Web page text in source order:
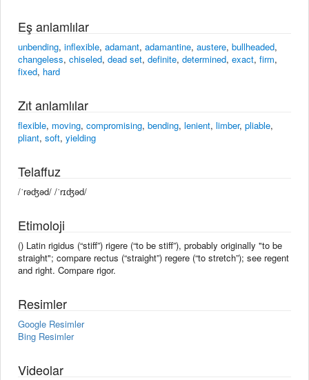
Eş anlamlılar
unbending, inflexible, adamant, adamantine, austere, bullheaded,
changeless, chiseled, dead set, definite, determined, exact, firm,
fixed, hard
Zıt anlamlılar
flexible, moving, compromising, bending, lenient, limber, pliable,
pliant, soft, yielding
Telaffuz
/ˈrəʤəd/ /ˈrɪʤəd/
Etimoloji
() Latin rigidus (“stiff”) rigere (“to be stiff”), probably originally "to be
straight"; compare rectus (“straight”) regere (“to stretch”); see regent
and right. Compare rigor.
Resimler
Google Resimler
Bing Resimler
Videolar